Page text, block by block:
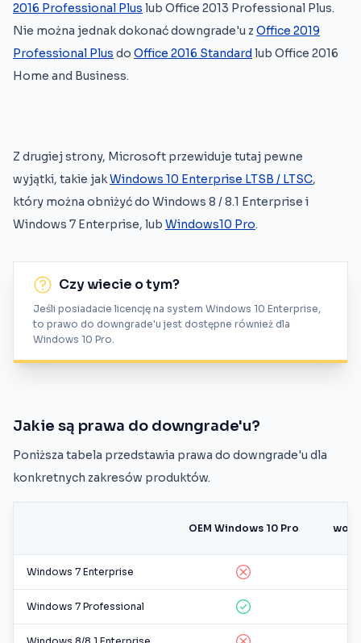
2016 Professional Plus lub Office 2013 Professional Plus.
Nie można jednak dokonać downgrade'u z Office 2019
Professional Plus do Office 2016 Standard lub Office 2016
Home and Business.
Z drugiej strony, Microsoft przewiduje tutaj pewne
wyjątki, takie jakWindows 10 Enterprise LTSB / LTSC,
który można obniżyć do Windows 8 / 8.1 Enterprise i
Windows 7 Enterprise, lub Windows10 Pro.
Czy wiecie o tym?
Jeśli posiadacie licencję na system Windows 10 Enterprise,
to prawo do downgrade'u jest dostępne również dla
Windows 10 Pro.
Jakie są prawa do downgrade'u?
Poniższa tabela przedstawia prawa do downgrade'u dla
konkretnych zakresów produktów.
OEM Windows 10 Pro
Windows 7 Enterprise
Windows 7 Professional